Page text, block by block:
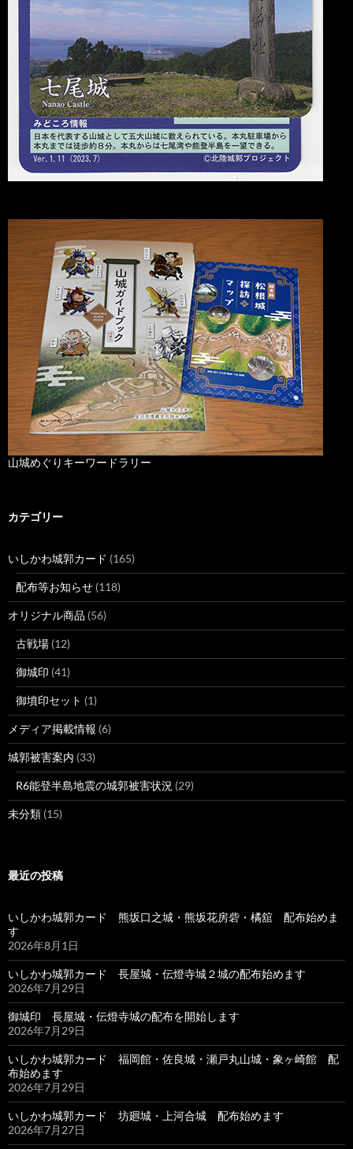
山城めぐりキーワードラリー
カテゴリー
いしかわ城郭カード (165)
配布等お知らせ (118)
オリジナル商品 (56)
古戦場 (12)
御城印 (41)
御墳印セット (1)
メディア掲載情報 (6)
城郭被害案内 (33)
R6能登半島地震の城郭被害状況 (29)
未分類 (15)
最近の投稿
いしかわ城郭カード 熊坂口之城・熊坂花房砦・橘舘 配布始めま
す
2026年8月1日
いしかわ城郭カード 長屋城・伝燈寺城２城の配布始めます
2026年7月29日
御城印 長屋城・伝燈寺城の配布を開始します
2026年7月29日
いしかわ城郭カード 福岡館・佐良城・瀬戸丸山城・象ヶ崎館 配
布始めます
2026年7月29日
いしかわ城郭カード 坊廻城・上河合城 配布始めます
2026年7月27日